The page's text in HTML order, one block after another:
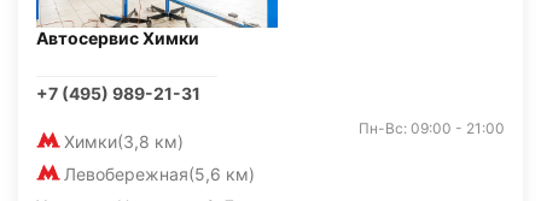
Автосервис Химки
+7 (495) 989-21-31
Химки(3,8 км)
Левобережная(5,6 км)
Пн-Вс: 09:00 - 21:00